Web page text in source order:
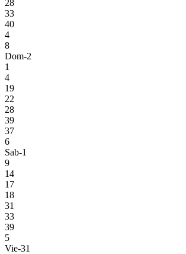
28
33
40
4
8
Dom-2
1
4
19
22
28
39
37
6
Sab-1
9
14
17
18
31
33
39
5
Vie-31